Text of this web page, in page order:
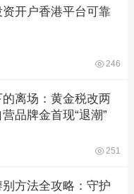
开户香港平台可靠
246
离场：黄金税改两
品牌金首现“退潮”
251
方法全攻略：守护